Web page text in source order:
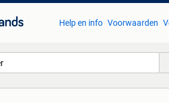
Help en info Voorwaarden